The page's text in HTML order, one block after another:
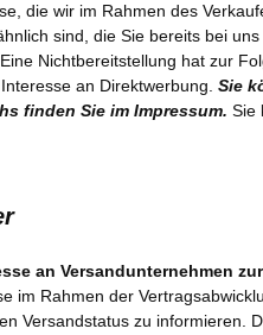
die wir im Rahmen des
sind, die Sie bereits bei
Nichtbereitstellung hat zur
an Direktwerbung. Sie
finden Sie im Impressum. Sie
an Versandunternehmen
im Rahmen der
Versandstatus zu informieren.